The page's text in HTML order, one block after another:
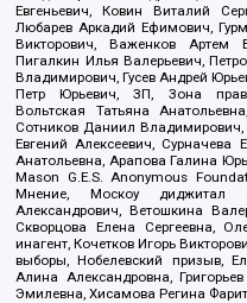
Евгеньевич, Ковин Виталий
Любарев Аркадий Ефимович,
Викторович, Важенков Артем
Пигалкин Илья Валерьевич,
Владимирович, Гусев Андрей
Петр Юрьевич, ЗП, Зона
Вольтская Татьяна
Сотников Даниил
Евгений Алексеевич, Сурначева
Анатольевна, Арапова Галина
Mason G.E.S. Anonymous
Мнение, Москоу диджитал
Александрович, Ветошкина
Скворцова Елена Сергеевна,
инагент, Кочетков Игорь
выборы, Нобелевский призыв,
Алина Александровна,
Эмилевна, Хисамова Регина